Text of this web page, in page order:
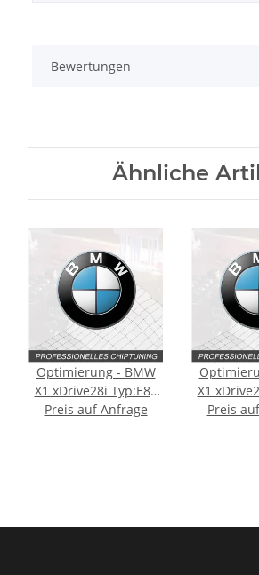
Bewertungen
Ähnliche
Optimierung - BMW
X1 xDrive28i Typ:E84
[Facelift] 245PS
Preis auf Anfrage
X1
Preis